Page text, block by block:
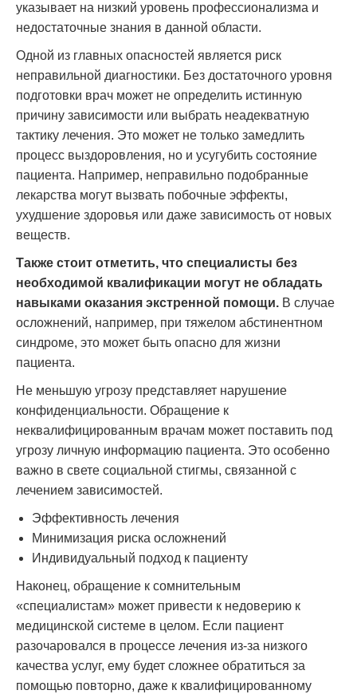
указывает на низкий уровень профессионализма и
недостаточные знания в данной области.
Одной из главных опасностей является риск
неправильной диагностики. Без достаточного уровня
подготовки врач может не определить истинную
причину зависимости или выбрать неадекватную
тактику лечения. Это может не только замедлить
процесс выздоровления, но и усугубить состояние
пациента. Например, неправильно подобранные
лекарства могут вызвать побочные эффекты,
ухудшение здоровья или даже зависимость от новых
веществ.
Также стоит отметить, что специалисты без
необходимой квалификации могут не обладать
навыками оказания экстренной помощи. В случае
осложнений, например, при тяжелом абстинентном
синдроме, это может быть опасно для жизни
пациента.
Не меньшую угрозу представляет нарушение
конфиденциальности. Обращение к
неквалифицированным врачам может поставить под
угрозу личную информацию пациента. Это особенно
важно в свете социальной стигмы, связанной с
лечением зависимостей.
Эффективность лечения
Минимизация риска осложнений
Индивидуальный подход к пациенту
Наконец, обращение к сомнительным
«специалистам» может привести к недоверию к
медицинской системе в целом. Если пациент
разочаровался в процессе лечения из-за низкого
качества услуг, ему будет сложнее обратиться за
помощью повторно, даже к квалифицированному